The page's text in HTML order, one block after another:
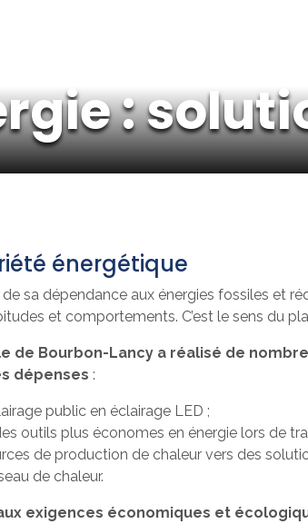
:
énergétique
sa dépendance aux énergies fossiles et
et comportements. C’est le sens du
de Bourbon-Lancy a réalisé de
dépenses :
public en éclairage LED ;
outils plus économes en énergie lors de
de production de chaleur vers des
de chaleur.
exigences économiques et